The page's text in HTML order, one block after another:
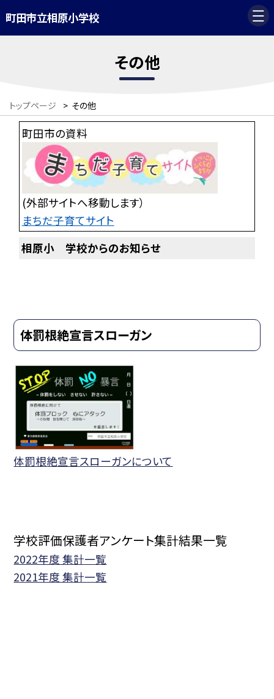
町田市立相原小学校
その他
トップページ > その他
町田市の資料
(外部サイトへ移動します）
まちだ子育てサイト
相原小 学校からのお知らせ
体罰根絶宣言スローガン
体罰根絶宣言スローガンについて
学校評価保護者アンケート集計結果一覧
2022年度 集計一覧
2021年度 集計一覧